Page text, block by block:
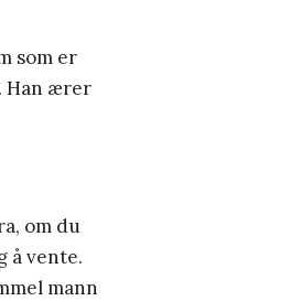
som er
Han ærer
om du
å vente.
mann